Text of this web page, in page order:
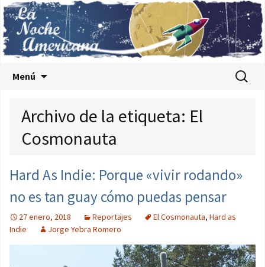
Menú Buscar:
Archivo de la etiqueta: El
Cosmonauta
Hard As Indie: Porque «vivir rodando»
no es tan guay cómo puedas pensar
27 enero, 2018 Reportajes El Cosmonauta, Hard as
Indie
Jorge Yebra Romero